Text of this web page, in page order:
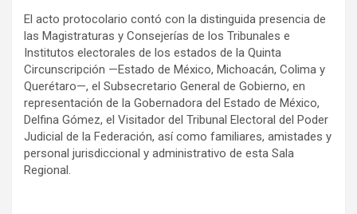
El acto protocolario contó con la distinguida presencia de
las Magistraturas y Consejerías de los Tribunales e
Institutos electorales de los estados de la Quinta
Circunscripción —Estado de México, Michoacán, Colima y
Querétaro—, el Subsecretario General de Gobierno, en
representación de la Gobernadora del Estado de México,
Delfina Gómez, el Visitador del Tribunal Electoral del Poder
Judicial de la Federación, así como familiares, amistades y
personal jurisdiccional y administrativo de esta Sala
Regional.